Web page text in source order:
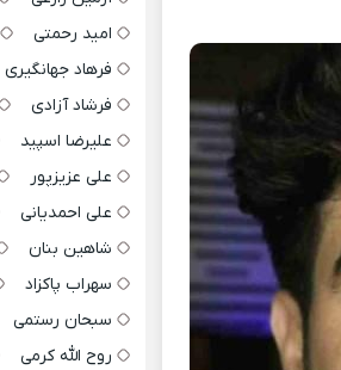
امید رحمتی
فرهاد جهانگیری
فرشاد آزادی
علیرضا اسپید
علی عزیزپور
علی احمدیانی
شاهین بنان
سهراب پاکزاد
سبحان رستمی
روح الله کرمی